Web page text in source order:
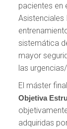
pacientes en
Asistenciales
sistemática
mayor
las
El máster
Objetiva
adquiridas